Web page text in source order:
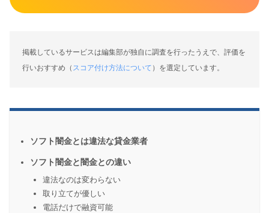
掲載しているサービスは編集部が独自に調査を行ったうえで、評価を
行いおすすめ（ スコア付け方法について ）を選定しています。
ソフト闇金とは違法な貸金業者
ソフト闇金と闇金との違い
違法なのは変わらない
取り立てが優しい
電話だけで融資可能